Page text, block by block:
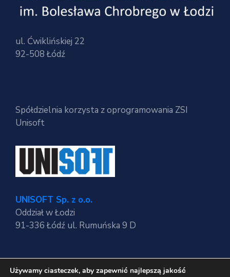
ul. Ćwiklińskiej 22
92-508 Łódź
Spółdzielnia korzysta z oprogramowania ZSI
Unisoft
UNISOFT Sp. z o.o.
Oddział w Łodzi
91-336 Łódź ul. Rumuńska 9 D
Używamy ciasteczek, aby zapewnić najlepszą jakość